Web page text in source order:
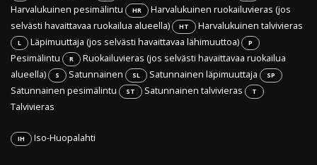
Harvalukuinen pesimälintu HR
Harvalukuinen ruokailuvieras (jos
selvästi havaittavaa ruokailua alueella)
HT Harvalukuinen talvivieras
L Läpimuuttaja (jos selvästi havaittavaa lähimuuttoa) P
Pesimälintu R
Ruokailuvieras (jos selvästi havaittavaa ruokailua
alueella)
S Satunnainen SL Satunnainen läpimuuttaja SP
Satunnainen pesimälintu ST Satunnainen talvivieras T
Talvivieras
IH Iso-Huopalahti